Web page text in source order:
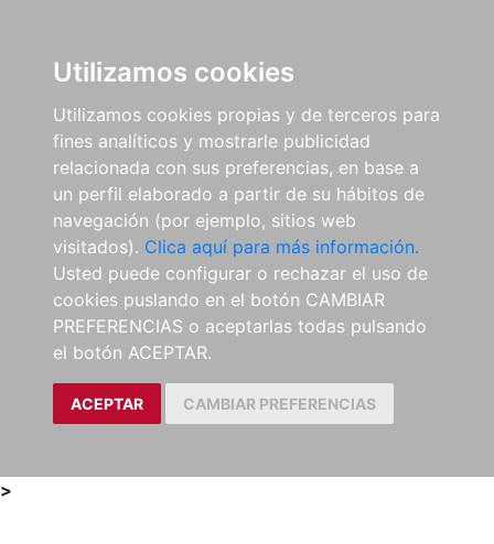
Utilizamos cookies
Utilizamos cookies propias y de terceros para
fines analíticos y mostrarle publicidad
relacionada con sus preferencias, en base a
un perfil elaborado a partir de su hábitos de
navegación (por ejemplo, sitios web
visitados). Clica aquí para más información.
Usted puede configurar o rechazar el uso de
cookies puslando en el botón CAMBIAR
PREFERENCIAS o aceptarlas todas pulsando
el botón ACEPTAR.
ACEPTAR CAMBIAR PREFERENCIAS
>